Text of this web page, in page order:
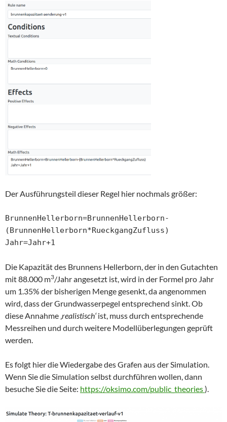
Der Ausführungsteil dieser Regel hier nochmals größer:
BrunnenHellerborn=BrunnenHellerborn-
(BrunnenHellerborn*RueckgangZufluss)
Jahr=Jahr+1
Die Kapazität des Brunnens Hellerborn, der in den Gutachten
mit 88.000 m3/Jahr angesetzt ist, wird in der Formel pro Jahr
um 1.35% der bisherigen Menge gesenkt, da angenommen
wird, dass der Grundwasserpegel entsprechend sinkt. Ob
diese Annahme ‚realistisch‘ist, muss durch entsprechende
Messreihen und durch weitere Modellüberlegungen geprüft
werden.
Es folgt hier die Wiedergabe des Grafen aus der Simulation.
Wenn Sie die Simulation selbst durchführen wollen, dann
besuche Sie die Seite: https://oksimo.com/public_theories).